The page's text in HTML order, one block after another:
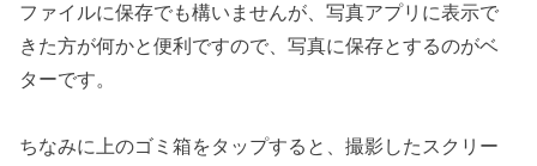
ファイルに保存でも構いませんが、写真アプリに表示で
きた方が何かと便利ですので、写真に保存とするのがベ
ターです。
ちなみに上のゴミ箱をタップすると、撮影したスクリー